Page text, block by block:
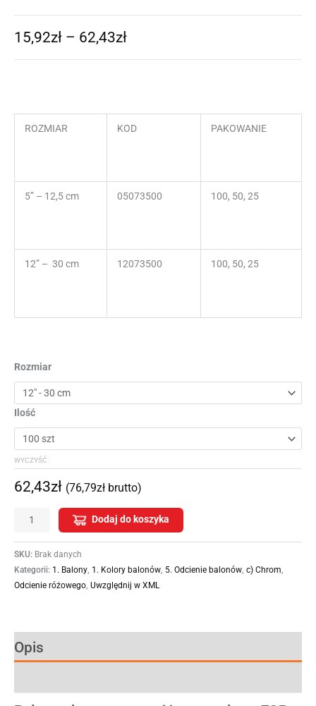
15,92zł – 62,43zł
ROZMIAR KOD PAKOWANIE
5” – 12,5 cm 05073500 100, 50, 25
12” – 30 cm 12073500 100, 50, 25
Rozmiar
Ilość
WYCZYŚĆ
62,43zł (76,79zł brutto)
Dodaj do koszyka
SKU: Brak danych
Kategorii: 1. Balony, 1. Kolory balonów, 5. Odcienie balonów, c) Chrom,
Odcienie różowego, Uwzględnij w XML
Opis